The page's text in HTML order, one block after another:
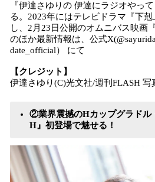
『伊達さゆりの 伊達にラジオやっ
る。2023年にはテレビドラマ『下
し、2月23日公開のオムニバス映画
のほか最新情報は、公式
date_official） にて
【クレジット】
伊達さゆり(C)光文社/週刊FLASH
②業界震撼のHカップグラドル
H』初登場で魅せる！